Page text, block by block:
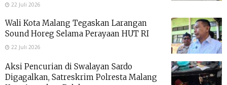
22 Juli 2026
Wali Kota Malang Tegaskan Larangan
Sound Horeg Selama Perayaan HUT RI
22 Juli 2026
Aksi Pencurian di Swalayan Sardo
Digagalkan, Satreskrim Polresta Malang